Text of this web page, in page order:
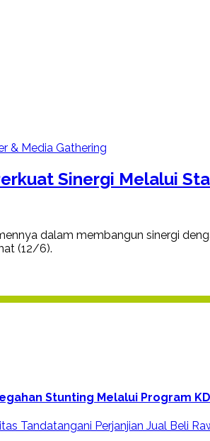
Sinergi Melalui
dalam membangun sinergi
(12/6).
Stunting Melalui Program